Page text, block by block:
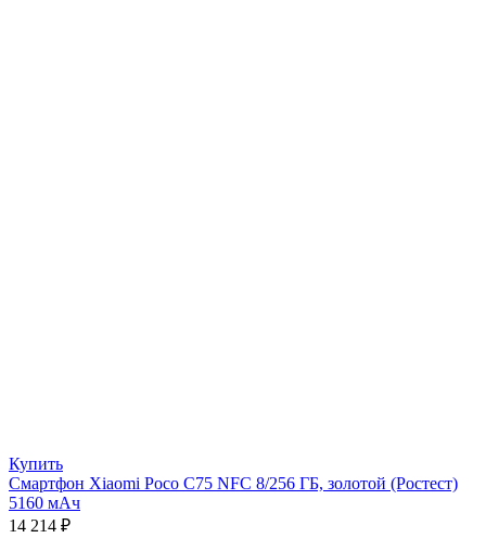
Купить
Смартфон Xiaomi Poco C75 NFC 8/256 ГБ, золотой (Ростест)
5160 мАч
14 214 ₽